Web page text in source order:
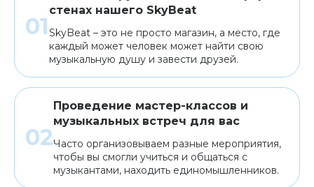
стенах нашего SkyBeat
SkyBeat – это не просто магазин, а место, где
каждый может человек может найти свою
музыкальную душу и завести друзей.
Проведение мастер-классов и
музыкальных встреч для вас
Часто организовываем разные мероприятия,
чтобы вы смогли учиться и общаться с
музыкантами, находить единомышленников.